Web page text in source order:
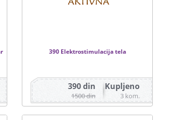
390 Elektrostimulacija tela
Kupljeno
3 kom.
390 din
1500 din